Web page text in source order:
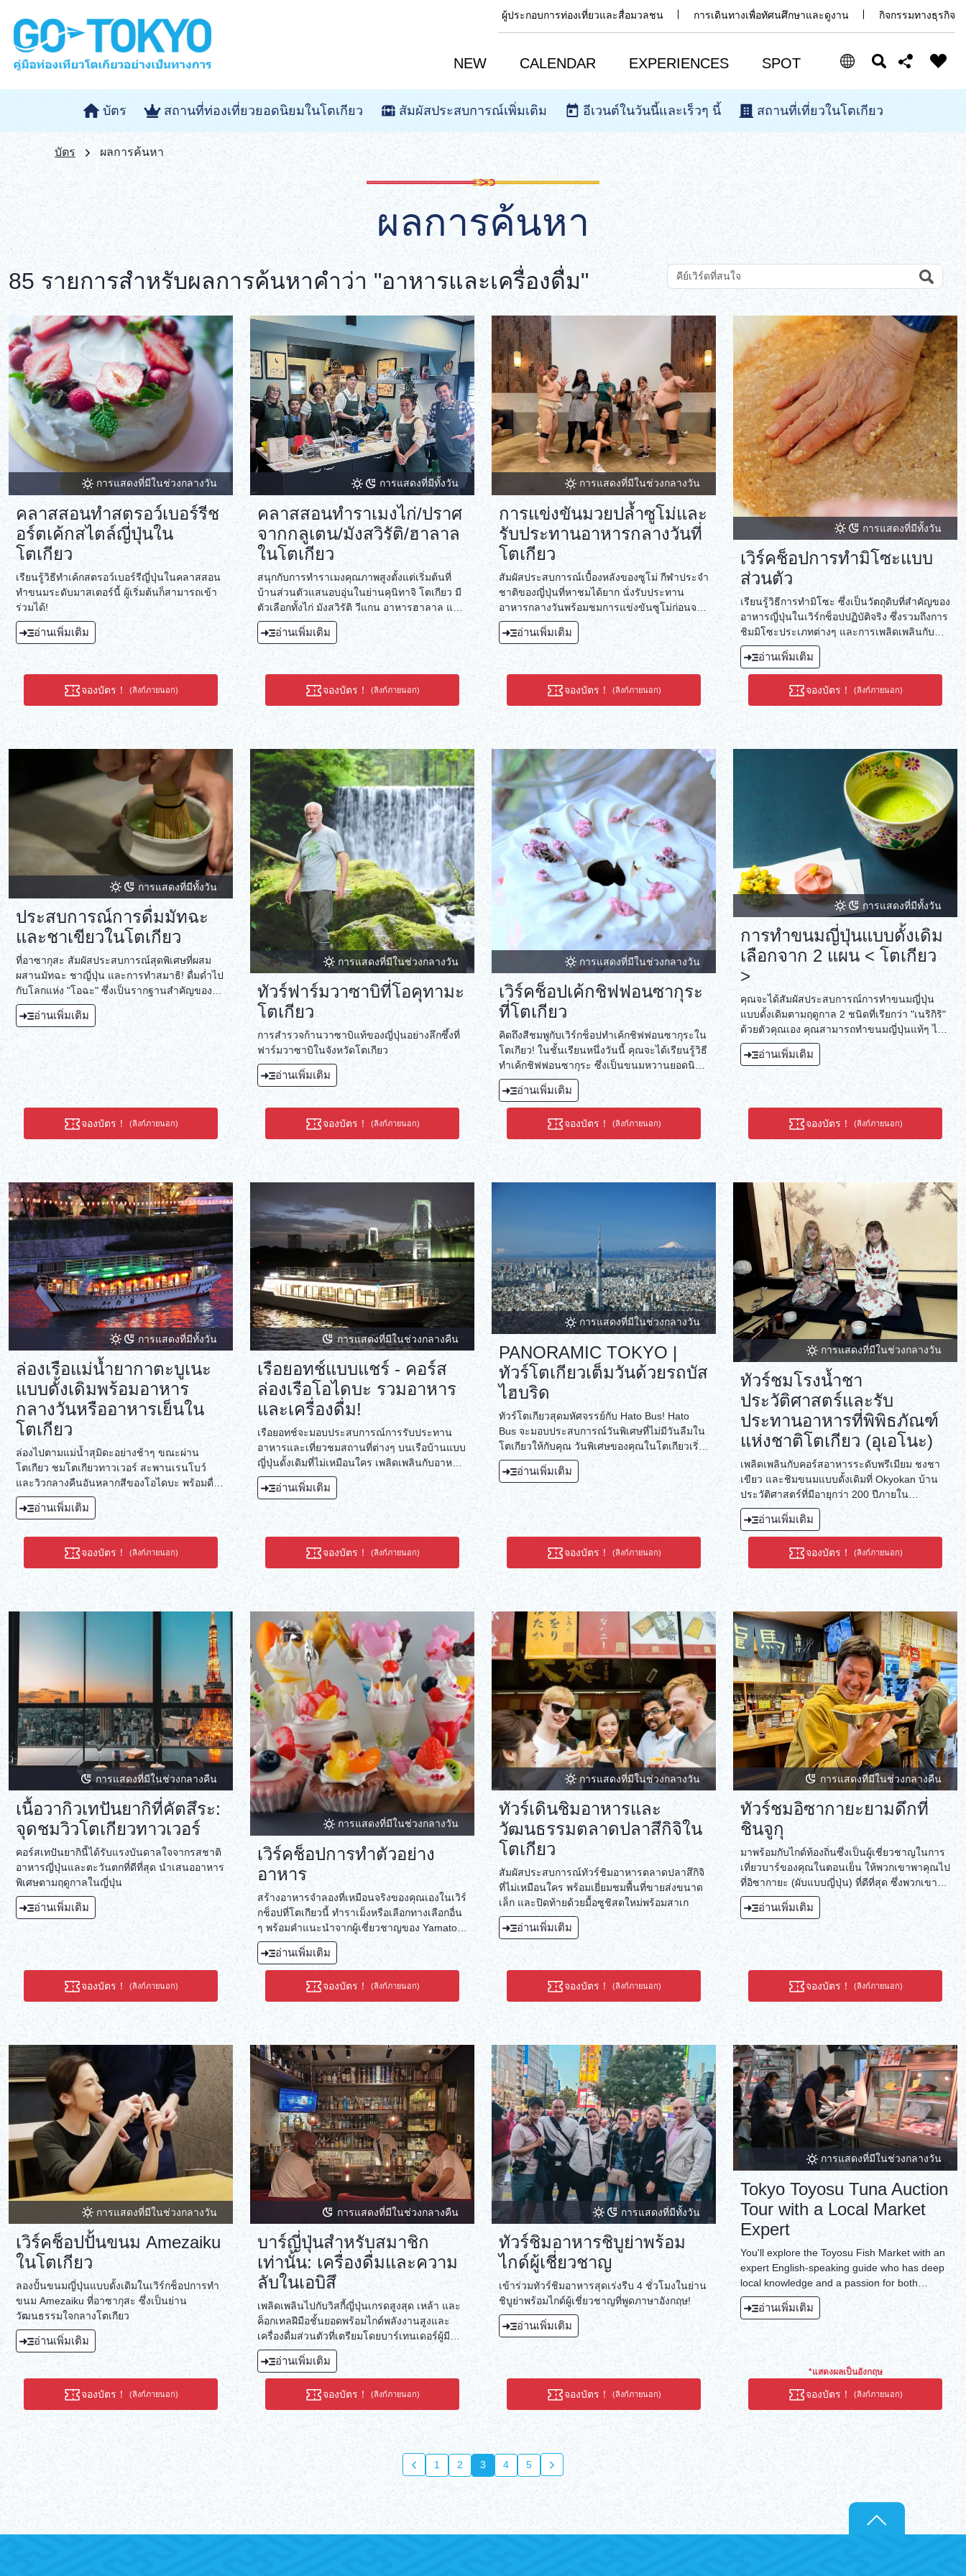
ผู้ประกอบการท่องเที่ยวและสื่อมวลชน การเดินทางเพื่อทัศนศึกษาและดูงาน กิจกรรมทางธุรกิจ
NEW CALENDAR EXPERIENCES SPOT
Select Language
ENGLISH
中文(简体)
中文(繁體/正體)
한글
ภาษาไทย
DEUTSCH
ITALIANO
ESPAÑOL
FRANÇAIS
Share this page
Facebook
X (Twitter)
Email
Copy URL
บัตร สถานที่ท่องเที่ยวยอดนิยมในโตเกียว สัมผัสประสบการณ์เพิ่มเติม อีเวนต์ในวันนี้และเร็วๆ นี้ สถานที่เที่ยวในโตเกียว
บัตร ผลการค้นหา
ผลการค้นหา
85 รายการสำหรับผลการค้นหาคำว่า "อาหารและเครื่องดื่ม"
Search
ค้นหาสถานที่ท่องเที่ยวด้วยคีย์เวิร์ด
การแสดงที่มีในช่วงกลางวัน
คลาสสอนทำสตรอว์เบอร์รีช
อร์ตเค้กสไตล์ญี่ปุ่นใน
โตเกียว
เรียนรู้วิธีทำเค้กสตรอว์เบอร์รีญี่ปุ่นในคลาสสอน
ทำขนมระดับมาสเตอร์นี้ ผู้เริ่มต้นก็สามารถเข้า
ร่วมได้!
อ่านเพิ่มเติม
จองบัตร！ (ลิงก์ภายนอก)
การแสดงที่มีทั้งวัน
คลาสสอนทำราเมงไก่/ปราศ
จากกลูเตน/มังสวิรัติ/ฮาลาล
ในโตเกียว
สนุกกับการทำราเมงคุณภาพสูงตั้งแต่เริ่มต้นที่
บ้านส่วนตัวแสนอบอุ่นในย่านคุนิทาจิ โตเกียว มี
ตัวเลือกทั้งไก่ มังสวิรัติ วีแกน อาหารฮาลาล และ
อาหารปราศจากกลูเตน
อ่านเพิ่มเติม
จองบัตร！ (ลิงก์ภายนอก)
การแสดงที่มีในช่วงกลางวัน
การแข่งขันมวยปล้ำซูโม่และ
รับประทานอาหารกลางวันที่
โตเกียว
สัมผัสประสบการณ์เบื้องหลังของซูโม่ กีฬาประจำ
ชาติของญี่ปุ่นที่หาชมได้ยาก นั่งรับประทาน
อาหารกลางวันพร้อมชมการแข่งขันซูโม่ก่อนจะ
ดวลกับอดีตนักมวยปล้ำซูโม่ที่ร้าน Yokozuna
Tonkatsu Dosukoi Tanaka
อ่านเพิ่มเติม
จองบัตร！ (ลิงก์ภายนอก)
การแสดงที่มีทั้งวัน
เวิร์คช็อปการทำมิโซะแบบ
ส่วนตัว
เรียนรู้วิธีการทำมิโซะ ซึ่งเป็นวัตถุดิบที่สำคัญของ
อาหารญี่ปุ่นในเวิร์กช็อปปฏิบัติจริง ซึ่งรวมถึงการ
ชิมมิโซะประเภทต่างๆ และการเพลิดเพลินกับมื้อ
กลางวันที่ทำจากวัตถุดิบญี่ปุ่น
อ่านเพิ่มเติม
จองบัตร！ (ลิงก์ภายนอก)
การแสดงที่มีทั้งวัน
ประสบการณ์การดื่มมัทฉะ
และชาเขียวในโตเกียว
ที่อาซากุสะ สัมผัสประสบการณ์สุดพิเศษที่ผสม
ผสานมัทฉะ ชาญี่ปุ่น และการทำสมาธิ! ดื่มด่ำไป
กับโลกแห่ง "โอฉะ" ซึ่งเป็นรากฐานสำคัญของ
วัฒนธรรมญี่ปุ่น ด้วยหัวใจและรสชาติที่เต็มเปี่ยม
อ่านเพิ่มเติม
จองบัตร！ (ลิงก์ภายนอก)
การแสดงที่มีในช่วงกลางวัน
ทัวร์ฟาร์มวาซาบิที่โอคุทามะ
โตเกียว
การสำรวจก้านวาซาบิแท้ของญี่ปุ่นอย่างลึกซึ้งที่
ฟาร์มวาซาบิในจังหวัดโตเกียว
อ่านเพิ่มเติม
จองบัตร！ (ลิงก์ภายนอก)
การแสดงที่มีในช่วงกลางวัน
เวิร์คช็อปเค้กชิฟฟอนซากุระ
ที่โตเกียว
คิดถึงสีชมพูกับเวิร์กช็อปทำเค้กชิฟฟอนซากุระใน
โตเกียว! ในชั้นเรียนหนึ่งวันนี้ คุณจะได้เรียนรู้วิธี
ทำเค้กชิฟฟอนซากุระ ซึ่งเป็นขนมหวานยอดนิยม
ในช่วงฤดูใบไม้ผลิในญี่ปุ่น และเรียนรู้เกี่ยวกับ
ขนมหวาน
อ่านเพิ่มเติม
จองบัตร！ (ลิงก์ภายนอก)
การแสดงที่มีทั้งวัน
การทำขนมญี่ปุ่นแบบดั้งเดิม
เลือกจาก 2 แผน < โตเกียว
>
คุณจะได้สัมผัสประสบการณ์การทำขนมญี่ปุ่น
แบบดั้งเดิมตามฤดูกาล 2 ชนิดที่เรียกว่า "เนริกิริ"
ด้วยตัวคุณเอง คุณสามารถทำขนมญี่ปุ่นแท้ๆ ได้
โดยใช้ถั่วขาวหรือแดงบดที่ผลิตโดยร้านค้าเก่า
แก่ของเกียวโต นอกจากนี้ คุณยังสามารถสัมผัส
ประสบการณ์พิธีชงชาได้ด้วย
อ่านเพิ่มเติม
จองบัตร！ (ลิงก์ภายนอก)
การแสดงที่มีทั้งวัน
ล่องเรือแม่น้ำยากาตะบูเนะ
แบบดั้งเดิมพร้อมอาหาร
กลางวันหรืออาหารเย็นใน
โตเกียว
ล่องไปตามแม่น้ำสุมิดะอย่างช้าๆ ขณะผ่าน
โตเกียว ชมโตเกียวทาวเวอร์ สะพานเรนโบว์
และวิวกลางคืนอันหลากสีของโอไดบะ พร้อมดื่ม
เครื่องดื่มและเพลิดเพลินกับอาหารกลางวันหรือ
อาหารเย็นแบบญี่ปุ่น
อ่านเพิ่มเติม
จองบัตร！ (ลิงก์ภายนอก)
การแสดงที่มีในช่วงกลางคืน
เรือยอทช์แบบแชร์ - คอร์ส
ล่องเรือโอไดบะ รวมอาหาร
และเครื่องดื่ม!
เรือยอทช์จะมอบประสบการณ์การรับประทาน
อาหารและเที่ยวชมสถานที่ต่างๆ บนเรือบ้านแบบ
ญี่ปุ่นดั้งเดิมที่ไม่เหมือนใคร เพลิดเพลินกับอาหาร
ญี่ปุ่นสุดหรูและทัศนียภาพอันน่าทึ่งของโอไดบะ
ขณะล่องเรือ เหมาะสำหรับงานพิเศษหรือการ
รวมตัวกับเพื่อนๆ
อ่านเพิ่มเติม
จองบัตร！ (ลิงก์ภายนอก)
การแสดงที่มีในช่วงกลางวัน
PANORAMIC TOKYO |
ทัวร์โตเกียวเต็มวันด้วยรถบัส
ไฮบริด
ทัวร์โตเกียวสุดมหัศจรรย์กับ Hato Bus! Hato
Bus จะมอบประสบการณ์วันพิเศษที่ไม่มีวันลืมใน
โตเกียวให้กับคุณ วันพิเศษของคุณในโตเกียวเริ่ม
ต้นจากศาลเจ้า Meiji Jingu ซึ่งเป็นผลงาน
สถาปัตยกรรมญี่ปุ่นที่สวยงาม ตั้งอยู่ในป่าทึบที่
เงียบสงบใจกลางเมือง และเป็นสถานที่ที่ถือว่า
เป็นศาลเจ้าที่สำคัญที่สุดในเมือง! จากนั้นรถบัส
ของเราจะพาคุณไปที่ Imperial Palace Plaza ซึ่ง
เป็นหนึ่งในจุดที่สวยงามที่สุดในโตเกียว กำแพง
โบราณอันยิ่งใหญ่และหอคอยผู้พิทักษ์ที่งดงามนั้น
คุ้มค่าแก่การชมอย่างแน่นอน ต่อไปเราจะพาคุณ
ช้อปปิ้งและความบันเทิงยอดนิยมบนเกาะที่มนุษย์
สร้างขึ้นในอ่าวโตเกียว หลังจากที่คุณสัมผัส
สายลมที่โอไดบะแล้ว เราจะรับประทานอาหาร
กลางวันที่ Villa Fontaine Grand Haneda
Airport โปรดเพลิดเพลินกับอาหารกลางวันแบบ
บุฟเฟ่ต์ หลังจากรับประทานอาหารกลางวันแล้ว
รถบัสจะเป็นเพียงอาซากุสะอันโด่งดังพร้อมวัดที่
เก่าแก่ที่สุดในโตเกียว เพลิดเพลินกับการเดินเล่น
รอบย่านช้อปปิ้งนากามิเซะ จุดหมายปลายทาง
สุดท้ายของเราคือ Tokyo Skytree 350 ม. Tembo
Deck คุณจะได้มีโอกาสชมทัศนียภาพของเมือง
โตเกียวจากจุดชมวิวของหอคอย Hato Bus ให้ข้อ
เสนอเกินกว่าที่คุณคาดหวัง!
อ่านเพิ่มเติม
จองบัตร！ (ลิงก์ภายนอก)
การแสดงที่มีในช่วงกลางวัน
ทัวร์ชมโรงน้ำชา
ประวัติศาสตร์และรับ
ประทานอาหารที่พิพิธภัณฑ์
แห่งชาติโตเกียว (อุเอโนะ)
เพลิดเพลินกับคอร์สอาหารระดับพรีเมียม ชงชา
เขียว และชิมขนมแบบดั้งเดิมที่ Okyokan บ้าน
ประวัติศาสตร์ที่มีอายุกว่า 200 ปีภายใน
พิพิธภัณฑ์แห่งชาติโตเกียวในอุเอโนะ
อ่านเพิ่มเติม
จองบัตร！ (ลิงก์ภายนอก)
การแสดงที่มีในช่วงกลางคืน
เนื้อวากิวเทปันยากิที่คัตสึระ:
จุดชมวิวโตเกียวทาวเวอร์
คอร์สเทปันยากินี้ได้รับแรงบันดาลใจจากรสชาติ
อาหารญี่ปุ่นและตะวันตกที่ดีที่สุด นำเสนออาหาร
พิเศษตามฤดูกาลในญี่ปุ่น
อ่านเพิ่มเติม
จองบัตร！ (ลิงก์ภายนอก)
การแสดงที่มีในช่วงกลางวัน
เวิร์คช็อปการทำตัวอย่าง
อาหาร
สร้างอาหารจำลองที่เหมือนจริงของคุณเองในเวิร์
กช็อปที่โตเกียวนี้ ทำราเม็งหรือเลือกทางเลือกอื่น
ๆ พร้อมคำแนะนำจากผู้เชี่ยวชาญของ Yamato
Sample Factory ที่รังสรรค์งานศิลปะอาหาร
พลาสติกอันโด่งดังของญี่ปุ่นในประสบการณ์ที่
สนุกสนานและลงมือทำจริง
อ่านเพิ่มเติม
จองบัตร！ (ลิงก์ภายนอก)
การแสดงที่มีในช่วงกลางวัน
ทัวร์เดินชิมอาหารและ
วัฒนธรรมตลาดปลาสึกิจิใน
โตเกียว
สัมผัสประสบการณ์ทัวร์ชิมอาหารตลาดปลาสึกิจิ
ที่ไม่เหมือนใคร พร้อมเยี่ยมชมพื้นที่ขายส่งขนาด
เล็ก และปิดท้ายด้วยมื้อซูชิสดใหม่พร้อมสาเก
อ่านเพิ่มเติม
จองบัตร！ (ลิงก์ภายนอก)
การแสดงที่มีในช่วงกลางคืน
ทัวร์ชมอิซากายะยามดึกที่
ชินจูกุ
มาพร้อมกับไกด์ท้องถิ่นซึ่งเป็นผู้เชี่ยวชาญในการ
เที่ยวบาร์ของคุณในตอนเย็น ให้พวกเขาพาคุณไป
ที่อิซากายะ (ผับแบบญี่ปุ่น) ที่ดีที่สุด ซึ่งพวกเขา
เสิร์ฟอาหารญี่ปุ่นแบบดั้งเดิมที่อร่อยที่สุด
อ่านเพิ่มเติม
จองบัตร！ (ลิงก์ภายนอก)
การแสดงที่มีในช่วงกลางวัน
เวิร์คช็อปปั้นขนม Amezaiku
ในโตเกียว
ลองปั้นขนมญี่ปุ่นแบบดั้งเดิมในเวิร์กช็อปการทำ
ขนม Amezaiku ที่อาซากุสะ ซึ่งเป็นย่าน
วัฒนธรรมใจกลางโตเกียว
อ่านเพิ่มเติม
จองบัตร！ (ลิงก์ภายนอก)
การแสดงที่มีในช่วงกลางคืน
บาร์ญี่ปุ่นสำหรับสมาชิก
เท่านั้น: เครื่องดื่มและความ
ลับในเอบิสึ
เพลิดเพลินไปกับวิสกี้ญี่ปุ่นเกรดสูงสุด เหล้า และ
ค็อกเทลฝีมือชั้นยอดพร้อมไกด์พลังงานสูงและ
เครื่องดื่มส่วนตัวที่เตรียมโดยบาร์เทนเดอร์ผู้มี
ความรู้ในบาร์ท้องถิ่นที่จำกัดเฉพาะสมาชิก 2
แห่งอ่านเพิ่มเติม
จองบัตร！ (ลิงก์ภายนอก)
การแสดงที่มีทั้งวัน
ทัวร์ชิมอาหารชิบูย่าพร้อม
ไกด์ผู้เชี่ยวชาญ
เข้าร่วมทัวร์ชิมอาหารสุดเร่งรีบ 4 ชั่วโมงในย่าน
ชิบูย่าพร้อมไกด์ผู้เชี่ยวชาญที่พูดภาษาอังกฤษ!
อ่านเพิ่มเติม
จองบัตร！ (ลิงก์ภายนอก)
การแสดงที่มีในช่วงกลางวัน
Tokyo Toyosu Tuna Auction
Tour with a Local Market
Expert
You'll explore the Toyosu Fish Market with an
expert English-speaking guide who has deep
local knowledge and a passion for both
guiding and Tokyo's market culture. And of
course, watch the famous tuna auction in the
early morning!
อ่านเพิ่มเติม
*แสดงผลเป็นอังกฤษ
จองบัตร！ (ลิงก์ภายนอก)
1 2 3 4 5